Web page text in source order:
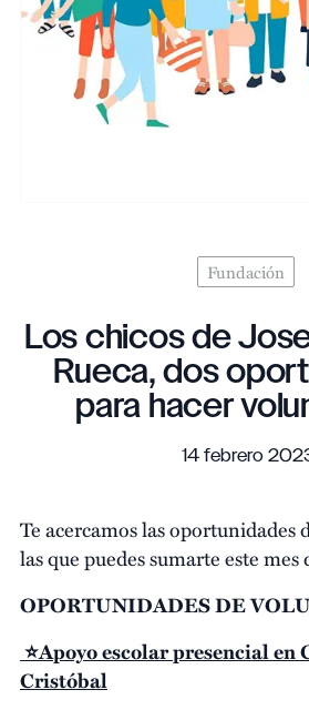
Fundación
Los chicos de
Rueca, dos
para hacer
14 febrero
Te acercamos las oportunidades
las que puedes sumarte este mes
OPORTUNIDADES DE
⭐Apoyo escolar presencial en
Cristóbal